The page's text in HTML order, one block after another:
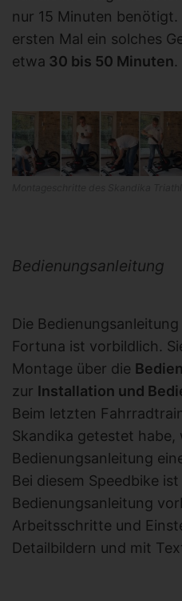
nur 15 Minuten benötigt.
ersten Mal ein solches
etwa 30 bis 50 Minuten.
Bedienungsanleitung
Die
Fortuna ist vorbildlich.
Montage über die
zur Installation und
Beim letzten
Skandika getestet habe,
Bedienungsanleitung
Bei diesem Speedbike ist
Bedienungsanleitung
Arbeitsschritte und
Detailbildern und mit